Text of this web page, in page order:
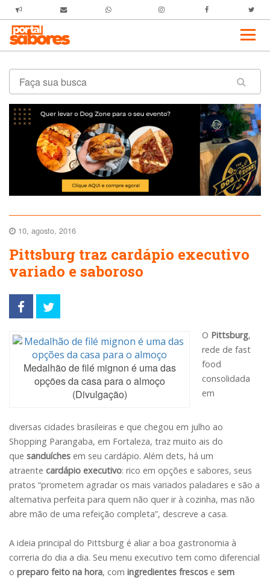
10, agosto, 2016
Pittsburg traz cardápio executivo
variado e saboroso
Medalhão de filé mignon é uma das
opções da casa para o almoço
(Divulgação)
O Pittsburg,
rede de fast
food
consolidada
em
diversas cidades brasileiras e que chegou em julho ao
Shopping Parangaba, em Fortaleza, traz muito ais do
que sanduíches em seu cardápio. Além dets, há um
atraente cardápio executivo: rico em opções e sabores, seus
pratos “prometem agradar os mais variados paladares e são a
alternativa perfeita para quem não quer ir à cozinha, mas não
abre mão de uma refeição completa”, descreve a casa.
A ideia principal do Pittsburg é aliar a boa gastronomia à
correria do dia a dia. Seu menu executivo tem como diferencial
o preparo feito na hora, com ingredientes frescos e sem